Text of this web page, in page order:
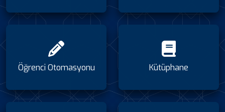
Öğrenci Otomasyonu Kütüphane